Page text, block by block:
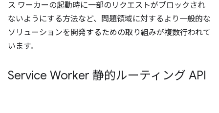
ス ワーカーの起動時に一部のリクエストがブロックされ
ないようにする方法など、問題領域に対するより一般的な
ソリューションを開発するための取り組みが複数行われて
います。
Service Worker 静的ルーティング API